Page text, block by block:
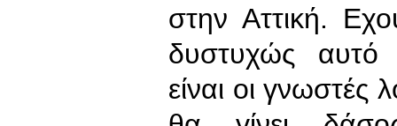
στην Αττική.
δυστυχώς αυτό
είναι οι γνωστές